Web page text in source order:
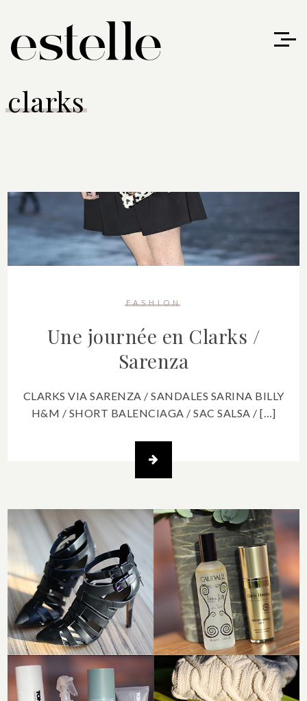
clarks
FASHION
Une journée en Clarks /
Sarenza
CLARKS VIA SARENZA / SANDALES SARINA BILLY
H&M / SHORT BALENCIAGA / SAC SALSA / […]